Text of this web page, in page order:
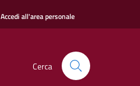
Accedi all'area personale
Cerca